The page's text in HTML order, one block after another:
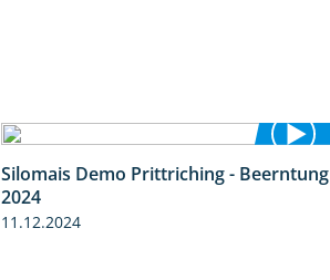
12:28
Silomais Demo Prittriching - Beerntung
2024
11.12.2024